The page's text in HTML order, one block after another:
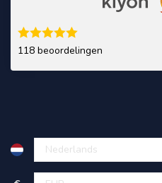
118 beoordelingen